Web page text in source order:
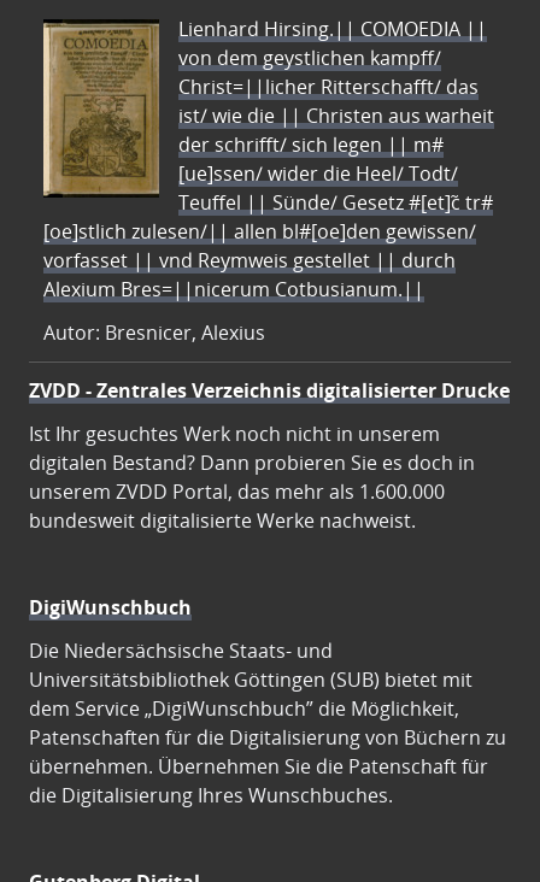
Lienhard Hirsing.|| COMOEDIA ||
von dem geystlichen kampff/
Christ=||licher Ritterschafft/ das
ist/ wie die || Christen aus warheit
der schrifft/ sich legen || m#
[ue]ssen/ wider die Heel/ Todt/
Teuffel || Sünde/ Gesetz #[et]c̃ tr#
[oe]stlich zulesen/|| allen bl#[oe]den gewissen/
vorfasset || vnd Reymweis gestellet || durch
Alexium Bres=||nicerum Cotbusianum.||
Autor: Bresnicer, Alexius
ZVDD - Zentrales Verzeichnis digitalisierter Drucke
Ist Ihr gesuchtes Werk noch nicht in unserem
digitalen Bestand? Dann probieren Sie es doch in
unserem ZVDD Portal, das mehr als 1.600.000
bundesweit digitalisierte Werke nachweist.
DigiWunschbuch
Die Niedersächsische Staats- und
Universitätsbibliothek Göttingen (SUB) bietet mit
dem Service „DigiWunschbuch” die Möglichkeit,
Patenschaften für die Digitalisierung von Büchern zu
übernehmen. Übernehmen Sie die Patenschaft für
die Digitalisierung Ihres Wunschbuches.